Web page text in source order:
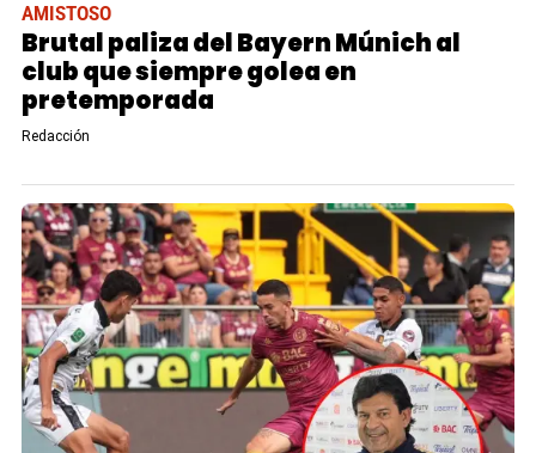
AMISTOSO
Brutal paliza del Bayern Múnich al
club que siempre golea en
pretemporada
Redacción